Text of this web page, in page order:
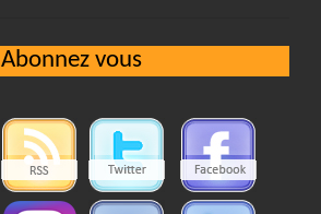
Abonnez vous